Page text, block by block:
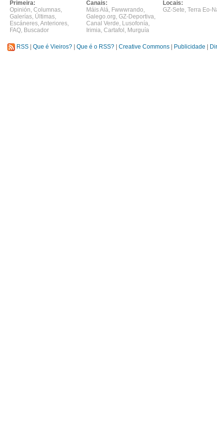
Primeira:
Opinión, Columnas,
Galerías, Últimas,
Escáneres,Anteriores,
FAQ, Buscador
Canais:
Máis Alá, Fwwwrando,
Galego.org, GZ-Deportiva,
Canal Verde, Lusofonía,
Irimia, Cartafol , Murguía
Locais:
GZ-Sete, Terra Eo-
RSS Que é Vieiros? Que é o RSS? Creative Commons Publicidade